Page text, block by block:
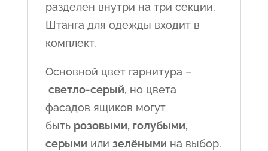
разделен внутри на три секции.
Штанга для одежды входит в
комплект.
Основной цвет гарнитура –
светло-серый, но цвета
фасадов ящиков могут
быть розовыми, голубыми,
серыми или зелёными на выбор.